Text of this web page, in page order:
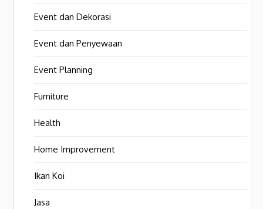
Event dan Dekorasi
Event dan Penyewaan
Event Planning
Furniture
Health
Home Improvement
Ikan Koi
Jasa